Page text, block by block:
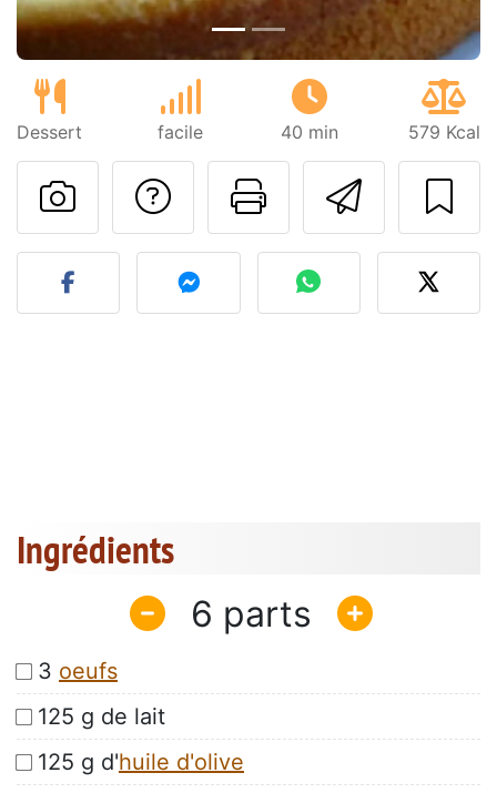
Dessert facile 40 min 579 Kcal
Imprimer
Poser une
Publier votre photo de
Ingrédients
6
3 oeufs
125 g de lait
125 g d'huile d'olive